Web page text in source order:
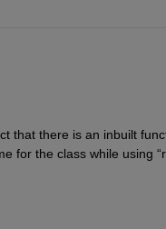
there is an inbuilt
for the class while using